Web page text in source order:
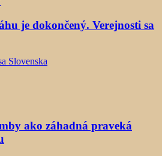
je dokončený. Verejnosti sa
Slovenska
ako záhadná praveká